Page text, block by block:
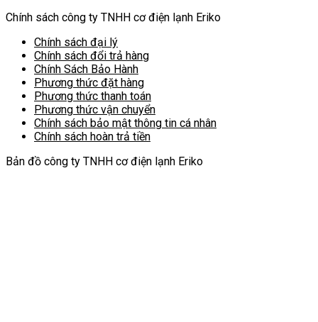
Chính sách công ty TNHH cơ điện lạnh Eriko
Chính sách đại lý
Chính sách đổi trả hàng
Chính Sách Bảo Hành
Phương thức đặt hàng
Phương thức thanh toán
Phương thức vận chuyển
Chính sách bảo mật thông tin cá nhân
Chính sách hoàn trả tiền
Bản đồ công ty TNHH cơ điện lạnh Eriko